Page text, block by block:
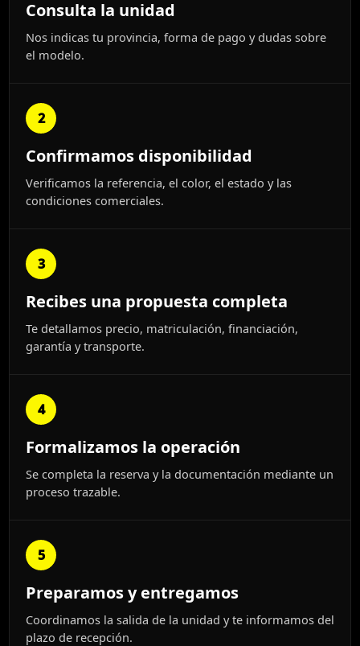
Consulta la unidad
Nos indicas tu provincia, forma de pago y dudas sobre
el modelo.
2
Confirmamos disponibilidad
Verificamos la referencia, el color, el estado y las
condiciones comerciales.
3
Recibes una propuesta completa
Te detallamos precio, matriculación, financiación,
garantía y transporte.
4
Formalizamos la operación
Se completa la reserva y la documentación mediante un
proceso trazable.
5
Preparamos y entregamos
Coordinamos la salida de la unidad y te informamos del
plazo de recepción.